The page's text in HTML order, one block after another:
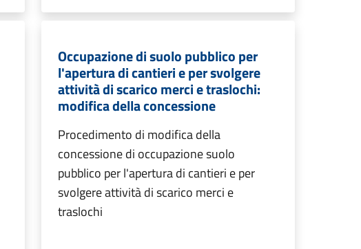
Occupazione di suolo pubblico per
l'apertura di cantieri e per svolgere
attività di scarico merci e traslochi:
modifica della concessione
Procedimento di modifica della
concessione di occupazione suolo
pubblico per l'apertura di cantieri e per
svolgere attività di scarico merci e
traslochi